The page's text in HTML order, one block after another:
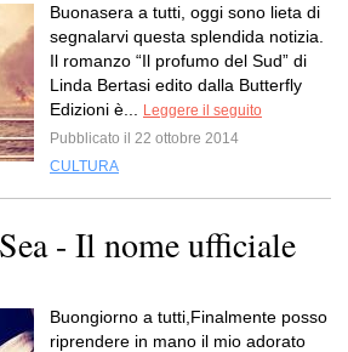
Buonasera a tutti, oggi sono lieta di
segnalarvi questa splendida notizia.
Il romanzo “Il profumo del Sud” di
Linda Bertasi edito dalla Butterfly
Edizioni è...
Leggere il seguito
Pubblicato il 22 ottobre 2014
CULTURA
- Il nome ufficiale
Buongiorno a tutti,Finalmente posso
riprendere in mano il mio adorato